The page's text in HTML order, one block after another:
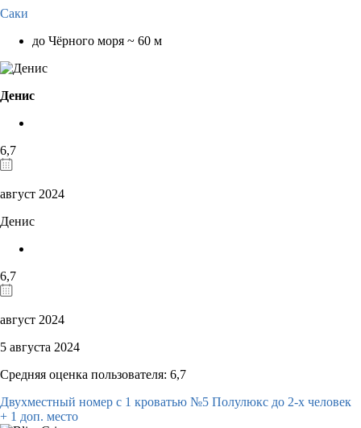
Саки
до Чёрного моря ~ 60 м
Денис
6,7
август 2024
Денис
6,7
август 2024
5 августа 2024
Средняя оценка пользователя: 6,7
Двухместный номер с 1 кроватью №5 Полулюкс до 2-х человек
+ 1 доп. место